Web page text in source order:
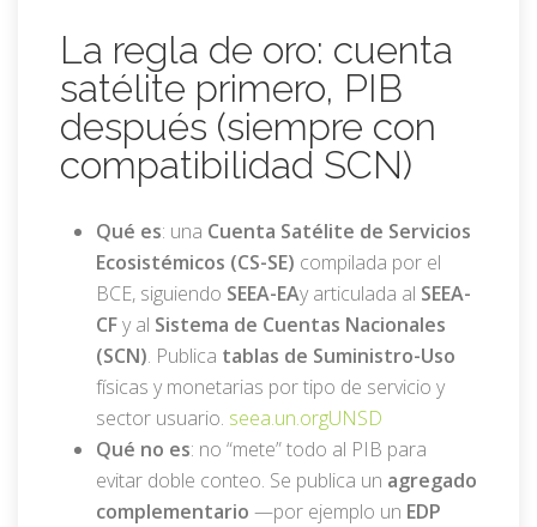
La regla de oro: cuenta
satélite primero, PIB
después (siempre con
compatibilidad SCN)
Qué es: una Cuenta Satélite de Servicios
Ecosistémicos (CS-SE) compilada por el
BCE, siguiendo SEEA-EAy articulada al SEEA-
CFy al Sistema de Cuentas Nacionales
(SCN). Publica tablas de Suministro-Uso
físicas y monetarias por tipo de servicio y
sector usuario. seea.un.orgUNSD
Qué no es: no “mete” todo al PIB para
evitar doble conteo. Se publica un agregado
complementario —por ejemplo un EDP